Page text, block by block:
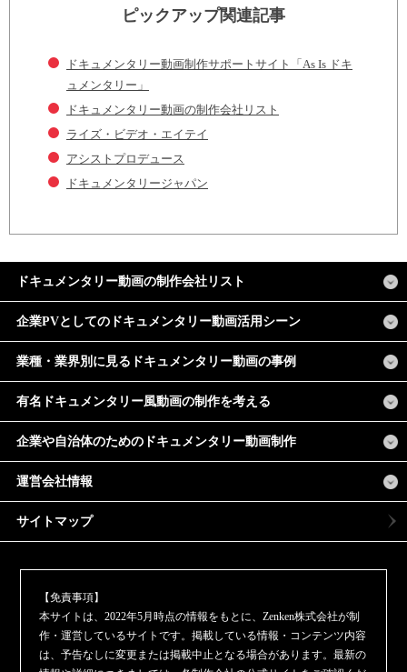
ピックアップ関連記事
ドキュメンタリー動画制作サポートサイト「As Is ドキ
ュメンタリー」
ドキュメンタリー動画の制作会社リスト
ライズ・ビデオ・エイテイ
アシストプロデュース
ドキュメンタリージャパン
ドキュメンタリー動画の制作会社リスト
企業PVとしてのドキュメンタリー動画活用シーン
業種・業界別に見るドキュメンタリー動画の事例
有名ドキュメンタリー風動画の制作を考える
企業や自治体のためのドキュメンタリー動画制作
運営会社情報
サイトマップ
【免責事項】
本サイトは、2022年5月時点の情報をもとに、Zenken株式会社が制
作・運営しているサイトです。掲載している情報・コンテンツ内容
は、予告なしに変更または掲載中止となる場合があります。最新の